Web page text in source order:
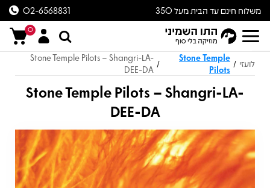
משלוח חינם עד הבית מעל 350
ש״ח
02-6568831
0
לועזי /
Stone Temple
Pilots
/
Stone Temple Pilots – Shangri-LA-
DEE-DA
Stone Temple Pilots – Shangri-LA-
DEE-DA